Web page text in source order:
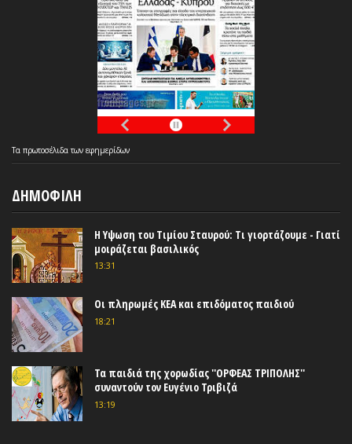
Τα πρωτοσέλιδατων εφημερίδων
ΔΗΜΟΦΙΛΗ
Η Υψωση του Τιμίου Σταυρού: Τι γιορτάζουμε - Γιατί
μοιράζεται βασιλικός
13:31
Οι πληρωμές ΚΕΑ και επιδόματος παιδιού
18:21
Τα παιδιά της χορωδίας ''ΟΡΦΕΑΣ ΤΡΙΠΟΛΗΣ''
συναντούν τον Ευγένιο Τριβιζά
13:19